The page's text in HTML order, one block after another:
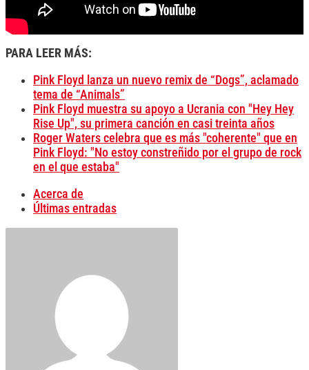
PARA LEER MÁS:
Pink Floyd lanza un nuevo remix de “Dogs”, aclamado
tema de “Animals”
Pink Floyd muestra su apoyo a Ucrania con "Hey Hey
Rise Up", su primera canción en casi treinta años
Roger Waters celebra que es más "coherente" que en
Pink Floyd: "No estoy constreñido por el grupo de rock
en el que estaba"
Acerca de
Últimas entradas